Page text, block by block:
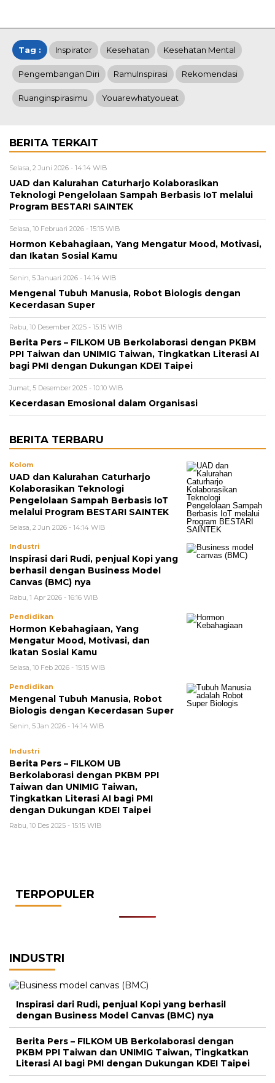
Tag : Inspirator Kesehatan Kesehatan Mental
Pengembangan Diri RamuInspirasi Rekomendasi
Ruanginspirasimu Youarewhatyoueat
BERITA TERKAIT
Selasa, 2 Juni 2026 - 14:14 WIB
UAD dan Kalurahan Caturharjo Kolaborasikan
Teknologi Pengelolaan Sampah Berbasis IoT melalui
Program BESTARI SAINTEK
Selasa, 10 Februari 2026 - 15:15 WIB
Hormon Kebahagiaan, Yang Mengatur Mood, Motivasi,
dan Ikatan Sosial Kamu
Senin, 5 Januari 2026 - 14:14 WIB
Mengenal Tubuh Manusia, Robot Biologis dengan
Kecerdasan Super
Rabu, 10 Desember 2025 - 15:15 WIB
Berita Pers – FILKOM UB Berkolaborasi dengan PKBM
PPI Taiwan dan UNIMIG Taiwan, Tingkatkan Literasi AI
bagi PMI dengan Dukungan KDEI Taipei
Jumat, 5 Desember 2025 - 10:10 WIB
Kecerdasan Emosional dalam Organisasi
BERITA TERBARU
Kolom
UAD dan Kalurahan Caturharjo
Kolaborasikan Teknologi
Pengelolaan Sampah Berbasis IoT
melalui Program BESTARI SAINTEK
Selasa, 2 Jun 2026 - 14:14 WIB
Industri
Inspirasi dari Rudi, penjual Kopi yang
berhasil dengan Business Model
Canvas (BMC) nya
Rabu, 1 Apr 2026 - 16:16 WIB
Pendidikan
Hormon Kebahagiaan, Yang
Mengatur Mood, Motivasi, dan
Ikatan Sosial Kamu
Selasa, 10 Feb 2026 - 15:15 WIB
Pendidikan
Mengenal Tubuh Manusia, Robot
Biologis dengan Kecerdasan Super
Senin, 5 Jan 2026 - 14:14 WIB
Industri
Berita Pers – FILKOM UB
Berkolaborasi dengan PKBM PPI
Taiwan dan UNIMIG Taiwan,
Tingkatkan Literasi AI bagi PMI
dengan Dukungan KDEI Taipei
Rabu, 10 Des 2025 - 15:15 WIB
TERPOPULER
INDUSTRI
Inspirasi dari Rudi, penjual Kopi yang berhasil
dengan Business Model Canvas (BMC) nya
Berita Pers – FILKOM UB Berkolaborasi dengan
PKBM PPI Taiwan dan UNIMIG Taiwan, Tingkatkan
Literasi AI bagi PMI dengan Dukungan KDEI Taipei